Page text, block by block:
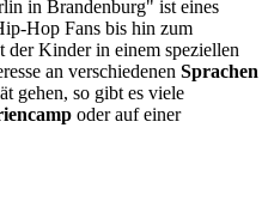
in Brandenburg" ist eines
Hop Fans bis hin zum
der Kinder in einem speziellen
an verschiedenen Sprachen
gehen, so gibt es viele
oder auf einer